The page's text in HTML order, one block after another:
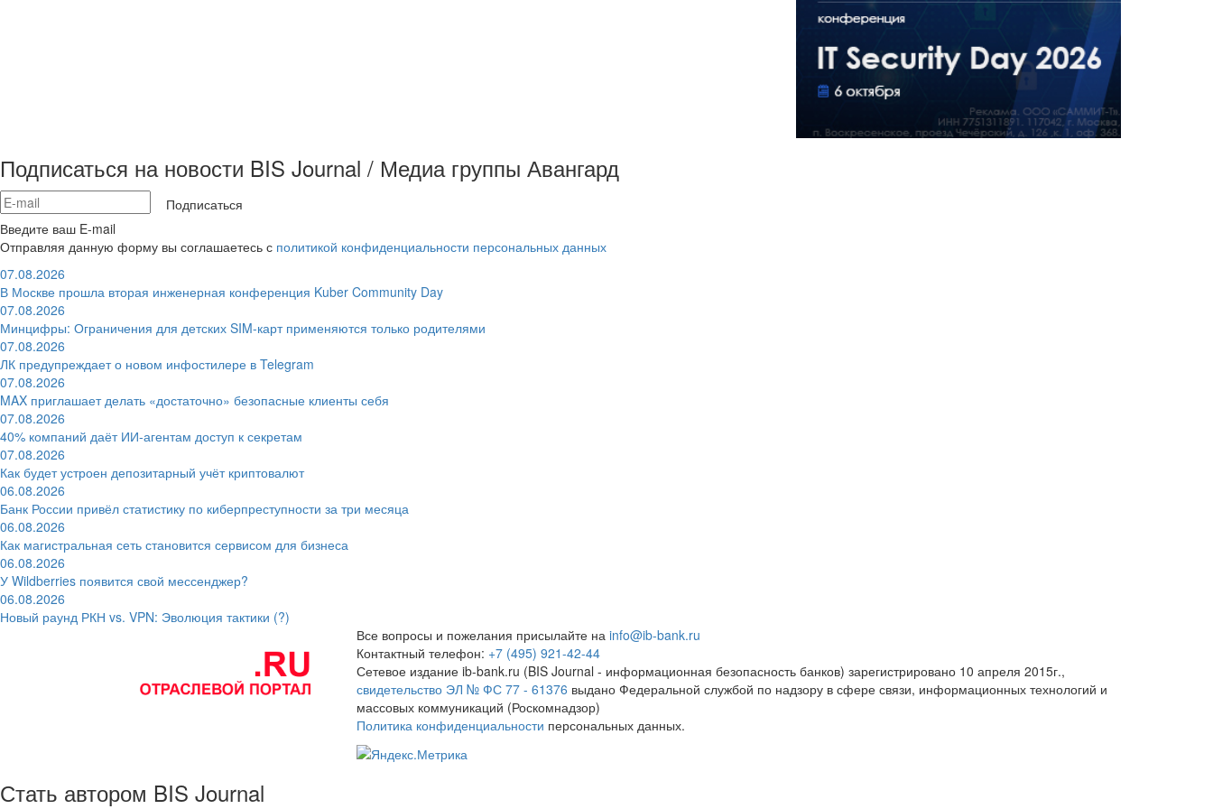
Подписаться на новости BIS Journal / Медиа группы Авангард
Подписаться
Введите ваш E-mail
Отправляя данную форму вы соглашаетесь с политикой конфиденциальности персональных данных
07.08.2026
В Москве прошла вторая инженерная конференция Kuber Community Day
07.08.2026
Минцифры: Ограничения для детских SIM-карт применяются только родителями
07.08.2026
ЛК предупреждает о новом инфостилере в Telegram
07.08.2026
MAX приглашает делать «достаточно» безопасные клиенты себя
07.08.2026
40% компаний даёт ИИ‑агентам доступ к секретам
07.08.2026
Как будет устроен депозитарный учёт криптовалют
06.08.2026
Банк России привёл статистику по киберпреступности за три месяца
06.08.2026
Как магистральная сеть становится сервисом для бизнеса
06.08.2026
У Wildberries появится свой мессенджер?
06.08.2026
Новый раунд РКН vs. VPN: Эволюция тактики (?)
Все вопросы и пожелания присылайте на info@ib-bank.ru
Контактный телефон: +7 (495) 921-42-44
Сетевое издание ib-bank.ru (BIS Journal - информационная безопасность банков) зарегистрировано 10 апреля 2015г.,
свидетельство ЭЛ № ФС 77 - 61376 выдано Федеральной службой по надзору в сфере связи, информационных технологий и
массовых коммуникаций (Роскомнадзор)
Политика конфиденциальности персональных данных.
Стать автором BIS Journal